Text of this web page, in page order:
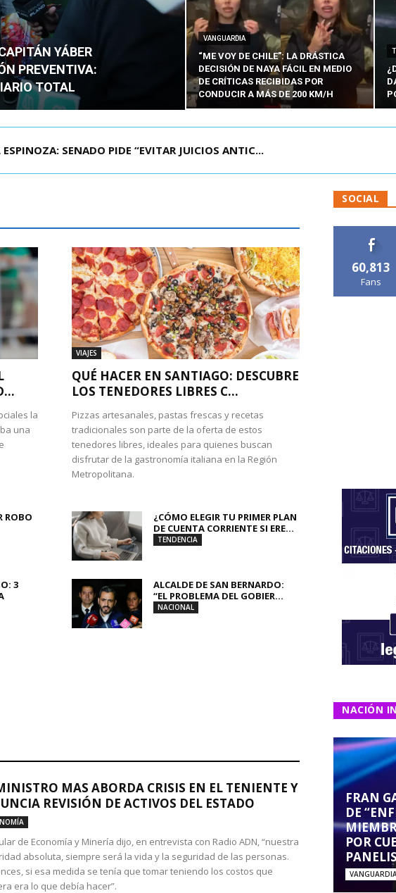
YÁBER
PREVENTIVA:
TOTAL
VANGUARDIA
“ME VOY DE CHILE”: LA DRÁSTICA
DECISIÓN DE NAYA FÁCIL EN MEDIO
DE CRÍTICAS RECIBIDAS POR
CONDUCIR A MÁS DE 200 KM/H
TRÁMITE Y DECLARA ADMISIBLES LOS TRES REQU...
la
una
VIAJES
QUÉ HACER EN SANTIAGO: DESCUBRE
LOS TENEDORES LIBRES C...
Pizzas artesanales, pastas frescas y recetas
tradicionales son parte de la oferta de estos
tenedores libres, ideales para quienes buscan
disfrutar de la gastronomía italiana en la Región
Metropolitana.
ROBO
¿CÓMO ELEGIR TU PRIMER PLAN
DE CUENTA CORRIENTE SI ERE...
TENDENCIA
3
ALCALDE DE SAN BERNARDO:
“EL PROBLEMA DEL GOBIER...
NACIONAL
MAS ABORDA CRISIS EN EL TENIENTE Y
REVISIÓN DE ACTIVOS DEL ESTADO
de Economía y Minería dijo, en entrevista con Radio ADN, “nuestra
absoluta, siempre será la vida y la seguridad de las personas.
si esa medida se tenía que tomar teniendo los costos que
era lo que debía hacer”.
SOCIAL
60,813
Fans
NACIÓN
FRAN
DE
POR